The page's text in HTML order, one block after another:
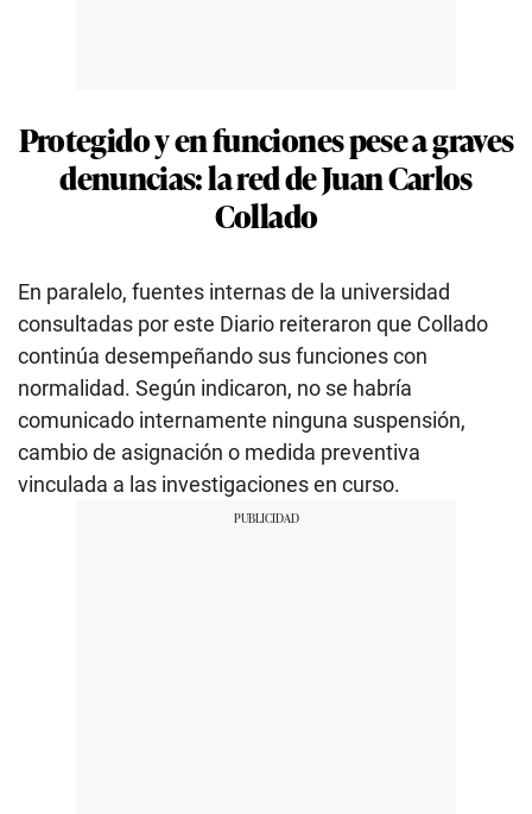
Protegido y en funciones pese a graves
denuncias: la red de Juan Carlos
Collado
En paralelo, fuentes internas de la universidad
consultadas por este Diario reiteraron que Collado
continúa desempeñando sus funciones con
normalidad. Según indicaron, no se habría
comunicado internamente ninguna suspensión,
cambio de asignación o medida preventiva
vinculada a las investigaciones en curso.